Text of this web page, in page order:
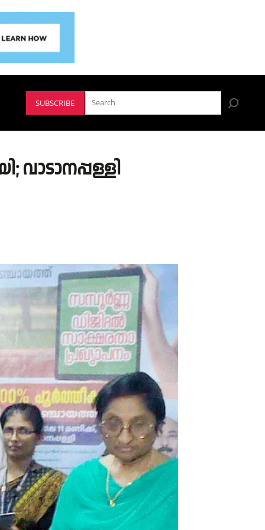
SUBSCRIBE